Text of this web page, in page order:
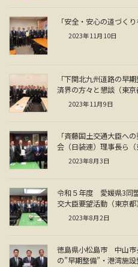
「安全・安心の道づく
2023年11月10日
「下関北九州道路の早
済界の方々と懇談（東京
2023年11月9日
「斉藤国土交通大臣へ
会（日装連）理事長ら（
2023年8月3日
令和５年度 愛媛県3同
交大臣要望活動（東京都）
2023年8月2日
徳島県小松島市 中山市
の”早期整備”・港湾施設